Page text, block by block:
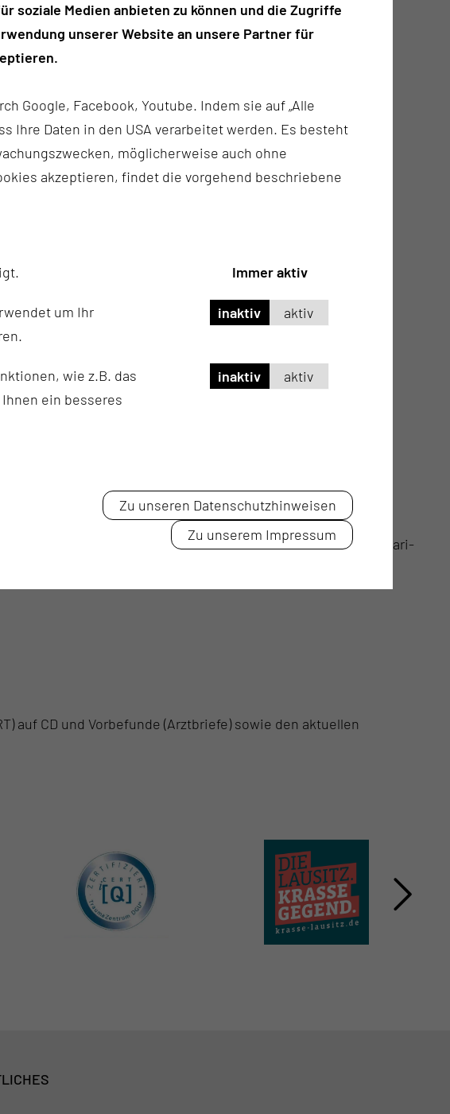
ambulant, stationär)
(Hirntumore, Hirnblutungen, Aneurysmen, etc.)
Nervenverletzungen, Nerventumore)
(Fehlbildungen, z.B. Nahtsynostosen, Spina bifida, Chiari-
auf CD und Vorbefunde (Arztbriefe) sowie den aktuellen
soziale Medien anbieten zu können und die Zugriffe
unserer Website an unsere Partner für
Google, Facebook, Youtube. Indem sie auf „Alle
Ihre Daten in den USA verarbeitet werden. Es besteht
möglicherweise auch ohne
akzeptieren, findet die vorgehend beschriebene
Immer aktiv
um Ihr
inaktiv aktiv
wie z.B. das
ein besseres
inaktiv aktiv
Zu unseren Datenschutzhinweisen
Zu unserem Impressum